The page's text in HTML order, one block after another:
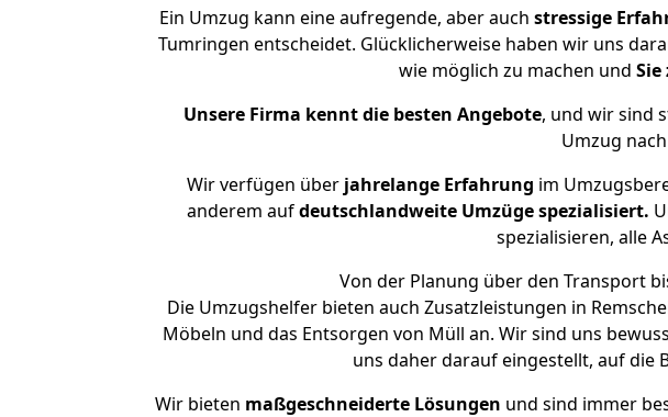
Ein Umzug kann eine aufregende, aber auch stressige
Tumringen entscheidet. Glücklicherweise haben wir uns
wie möglich zu machen und
Unsere Firma kennt die besten Angebote, und wir sind
Umzug
Wir verfügen überjahrelange Erfahrung im
anderem aufdeutschlandweite Umzüge spezialisiert.
spezialisieren, alle
Von der Planung über den Transport
Die Umzugshelfer bieten auch Zusatzleistungen in
Möbeln und das Entsorgen von Müll an. Wir sind uns
uns daher darauf eingestellt, auf die
Wir bieten maßgeschneiderte Lösungen und sind immer